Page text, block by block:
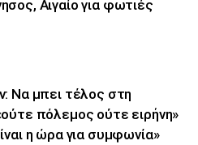
Αιγαίο για φωτιές
Να μπει τέλος στη
πόλεμος ούτε ειρήνη»
η ώρα για συμφωνία»